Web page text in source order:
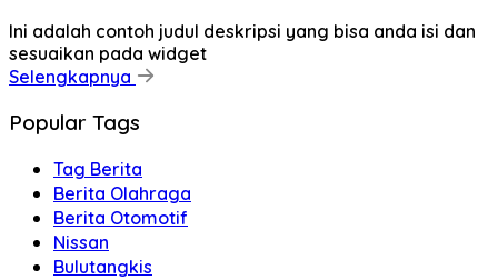
Ini adalah contoh judul deskripsi yang bisa anda isi dan
sesuaikan pada widget
Selengkapnya
Popular Tags
Tag Berita
Berita Olahraga
Berita Otomotif
Nissan
Bulutangkis